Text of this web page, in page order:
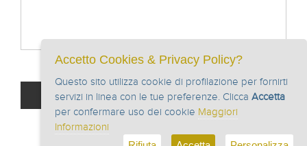
Privacy Policy
Accetto Cookies & Privacy Policy?
Questo sito utilizza cookie di profilazione per fornirti
servizi in linea con le tue preferenze. Clicca Accetta
per confermare uso dei cookie Maggiori
Informazioni